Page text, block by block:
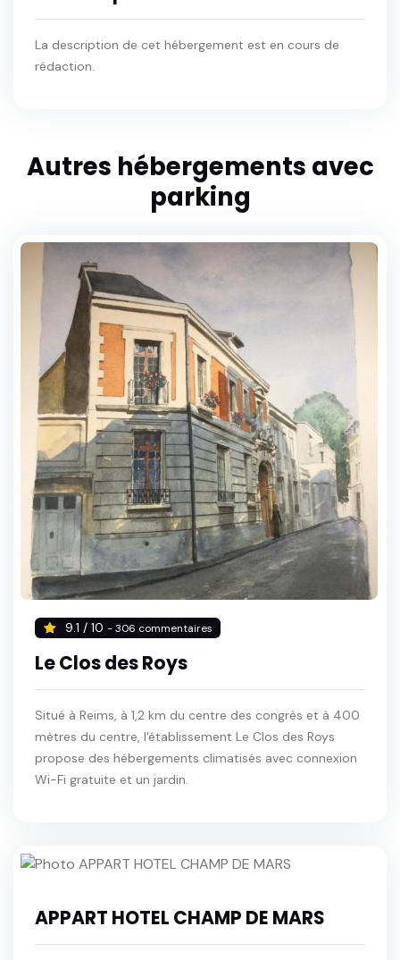
La description de cet hébergement est en cours de
rédaction.
Autres hébergements avec
parking
9.1 / 10 - 306 commentaires
Le Clos des Roys
Situé à Reims, à 1,2 km du centre des congrès et à 400
mètres du centre, l'établissement Le Clos des Roys
propose des hébergements climatisés avec connexion
Wi-Fi gratuite et un jardin.
APPART HOTEL CHAMP DE MARS